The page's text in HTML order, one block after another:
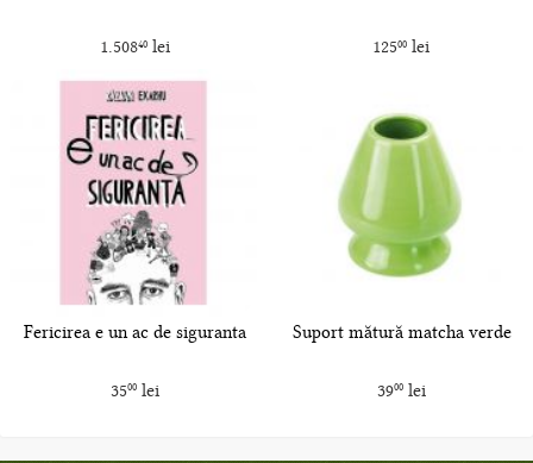
1.50840lei 12500 lei
Fericirea e un ac de siguranta
3500lei
Suport mătură matcha verde
3900lei